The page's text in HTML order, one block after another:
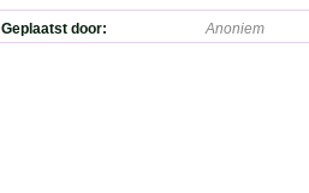
Geplaatst door: Anoniem